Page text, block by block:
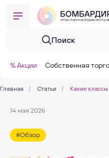
Поиск
% Акции Собственная
Главная / Статьи / Какие
14 мая 2026
#Обзор